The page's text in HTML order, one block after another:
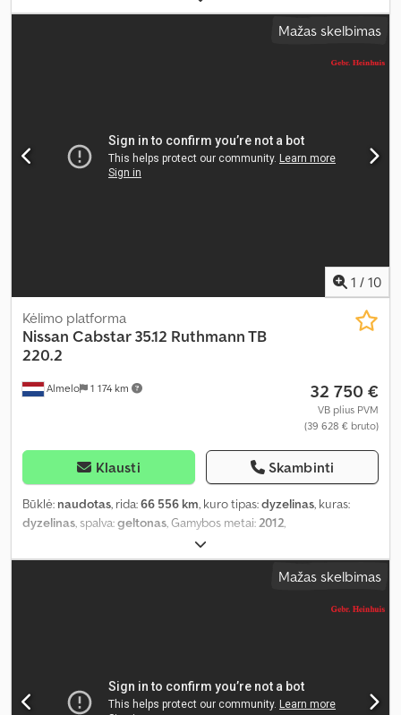
Mažas skelbimas
1 / 10
Almelo 1 174 km
Kėlimo platforma
Nissan Cabstar 35.12 Ruthmann TB
220.2
32 750 €
VB plius PVM
(39 628 € bruto)
Klausti Skambinti
Būklė: naudotas, rida:66 556 km, kuro tipas:dyzelinas, kuras:
dyzelinas, spalva:geltonas, Gamybos metai:2012,
Mažas skelbimas